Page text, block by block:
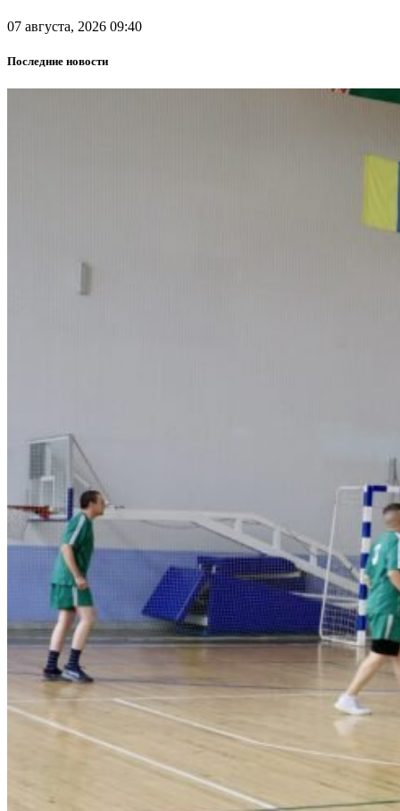
07 августа, 2026 09:40
Последние новости